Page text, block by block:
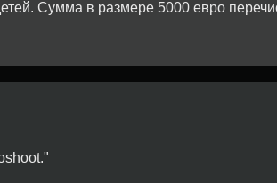
Сумма в размере 5000 евро